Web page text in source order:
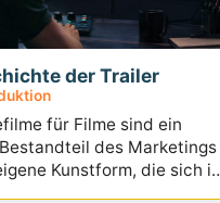
der Trailer
für Filme sind ein
des Marketings
Kunstform, die sich in